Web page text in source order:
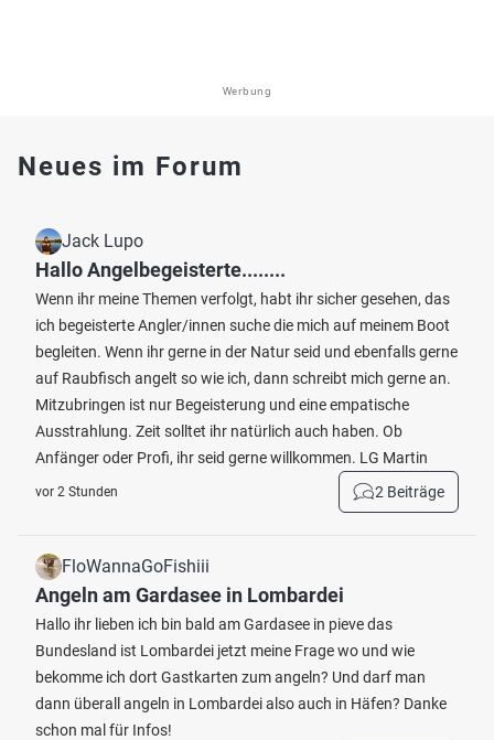
Werbung
Neues im Forum
Jack Lupo
Hallo Angelbegeisterte........
Wenn ihr meine Themen verfolgt, habt ihr sicher gesehen, das
ich begeisterte Angler/innen suche die mich auf meinem Boot
begleiten. Wenn ihr gerne in der Natur seid und ebenfalls gerne
auf Raubfisch angelt so wie ich, dann schreibt mich gerne an.
Mitzubringen ist nur Begeisterung und eine empatische
Ausstrahlung. Zeit solltet ihr natürlich auch haben. Ob
Anfänger oder Profi, ihr seid gerne willkommen. LG Martin
vor 2 Stunden 2 Beiträge
FloWannaGoFishiii
Angeln am Gardasee in Lombardei
Hallo ihr lieben ich bin bald am Gardasee in pieve das
Bundesland ist Lombardei jetzt meine Frage wo und wie
bekomme ich dort Gastkarten zum angeln? Und darf man
dann überall angeln in Lombardei also auch in Häfen? Danke
schon mal für Infos!